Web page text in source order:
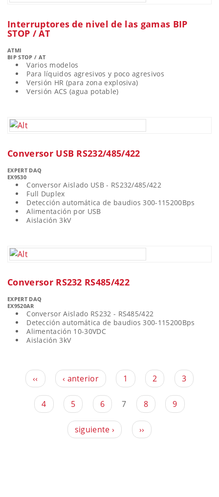
Interruptores de nivel de las gamas BIP
STOP / AT
ATMI
BIP STOP / AT
Varios modelos
Para líquidos agresivos y poco agresivos
Versión HR (para zona explosiva)
Versión ACS (agua potable)
Conversor USB RS232/485/422
EXPERT DAQ
EX9530
Conversor Aislado USB - RS232/485/422
Full Duplex
Detección automática de baudios 300-115200Bps
Alimentación por USB
Aislación 3kV
Conversor RS232 RS485/422
EXPERT DAQ
EX9520AR
Conversor Aislado RS232 - RS485/422
Detección automática de baudios 300-115200Bps
Alimentación 10-30VDC
Aislación 3kV
‹‹ ‹ anterior 1 2 3
4 5 6 7 8 9
siguiente › ››